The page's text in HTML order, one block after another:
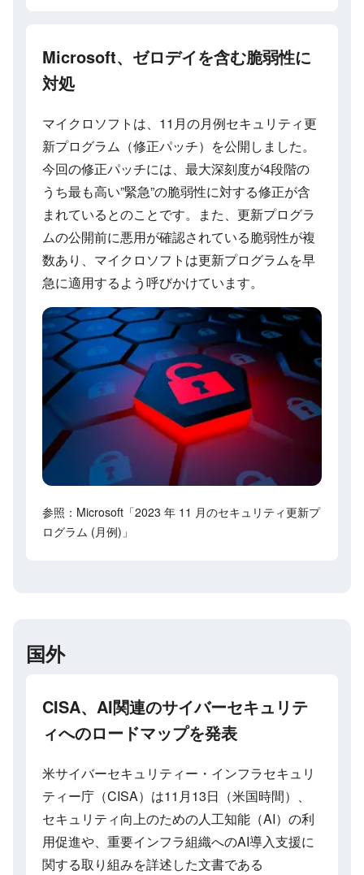
Microsoft、ゼロデイを含む脆弱性に
対処
マイクロソフトは、11月の月例セキュリティ更
新プログラム（修正パッチ）を公開しました。
今回の修正パッチには、最大深刻度が4段階の
うち最も高い”緊急”の脆弱性に対する修正が含
まれているとのことです。また、更新プログラ
ムの公開前に悪用が確認されている脆弱性が複
数あり、マイクロソフトは更新プログラムを早
急に適用するよう呼びかけています。
参照：Microsoft「2023 年 11 月のセキュリティ更新プ
ログラム (月例)」
国外
CISA、AI関連のサイバーセキュリテ
ィへのロードマップを発表
米サイバーセキュリティー・インフラセキュリ
ティー庁（CISA）は11月13日（米国時間）、
セキュリティ向上のための人工知能（AI）の利
用促進や、重要インフラ組織へのAI導入支援に
関する取り組みを詳述した文書である